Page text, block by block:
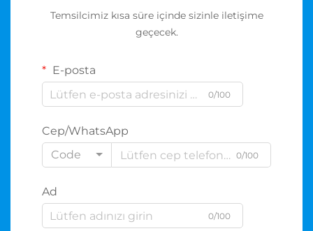
Temsilcimiz kısa süre içinde sizinle iletişime
geçecek.
E-posta
0/100
Cep/WhatsApp
Code
0/100
Ad
0/100